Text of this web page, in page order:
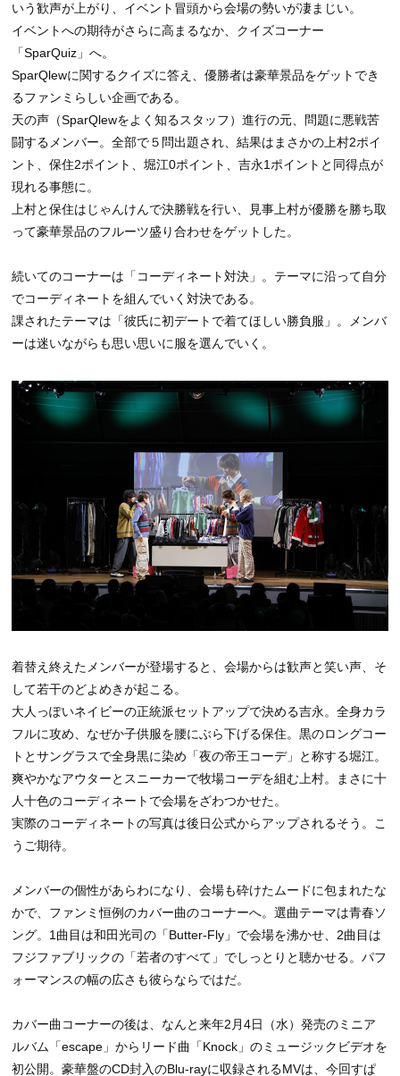
いう歓声が上がり、イベント冒頭から会場の勢いが凄まじい。
イベントへの期待がさらに高まるなか、クイズコーナー
「SparQuiz」へ。
SparQlewに関するクイズに答え、優勝者は豪華景品をゲットでき
るファンミらしい企画である。
天の声（SparQlewをよく知るスタッフ）進行の元、問題に悪戦苦
闘するメンバー。全部で５問出題され、結果はまさかの上村2ポイ
ント、保住2ポイント、堀江0ポイント、吉永1ポイントと同得点が
現れる事態に。
上村と保住はじゃんけんで決勝戦を行い、見事上村が優勝を勝ち取
って豪華景品のフルーツ盛り合わせをゲットした。
続いてのコーナーは「コーディネート対決」。テーマに沿って自分
でコーディネートを組んでいく対決である。
課されたテーマは「彼氏に初デートで着てほしい勝負服」。メンバ
ーは迷いながらも思い思いに服を選んでいく。
着替え終えたメンバーが登場すると、会場からは歓声と笑い声、そ
して若干のどよめきが起こる。
大人っぽいネイビーの正統派セットアップで決める吉永。全身カラ
フルに攻め、なぜか子供服を腰にぶら下げる保住。黒のロングコー
トとサングラスで全身黒に染め「夜の帝王コーデ」と称する堀江。
爽やかなアウターとスニーカーで牧場コーデを組む上村。まさに十
人十色のコーディネートで会場をざわつかせた。
実際のコーディネートの写真は後日公式からアップされるそう。こ
うご期待。
メンバーの個性があらわになり、会場も砕けたムードに包まれたな
かで、ファンミ恒例のカバー曲のコーナーへ。選曲テーマは青春ソ
ング。1曲目は和田光司の「Butter-Fly」で会場を沸かせ、2曲目は
フジファブリックの「若者のすべて」でしっとりと聴かせる。パフ
ォーマンスの幅の広さも彼らならではだ。
カバー曲コーナーの後は、なんと来年2月4日（水）発売のミニア
ルバム「escape」からリード曲「Knock」のミュージックビデオを
初公開。豪華盤のCD封入のBlu-rayに収録されるMVは、今回すぱ